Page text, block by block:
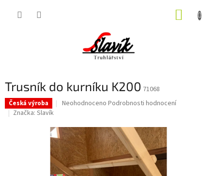
Trusník do kurníku K200 71068
Česká výroba
Průměrné
je
0,0
5
hvězdiček.
Neohodnoceno Podrobnosti hodnocení
Značka: Slavík